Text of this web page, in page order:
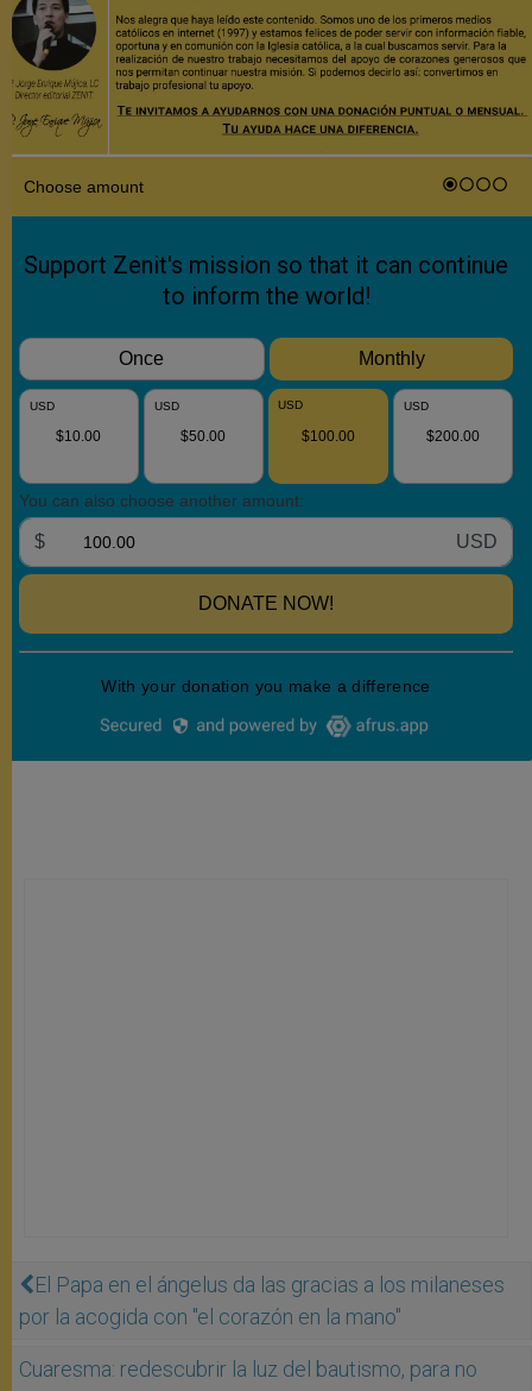
El Papa en el ángelus da las gracias a los milaneses
por la acogida con "el corazón en la mano"
Cuaresma: redescubrir la luz del bautismo, para no